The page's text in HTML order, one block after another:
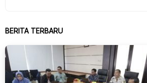
BERITA TERBARU